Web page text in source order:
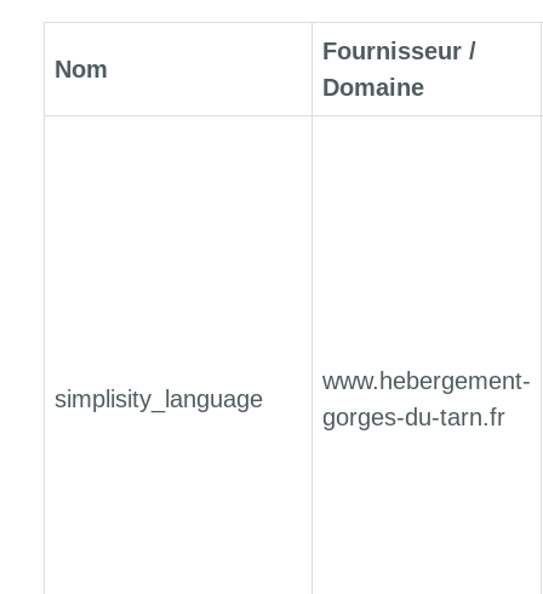
Nom
Fournisseur /
Domaine
simplisity_language
www.hebergement-
gorges-du-tarn.fr